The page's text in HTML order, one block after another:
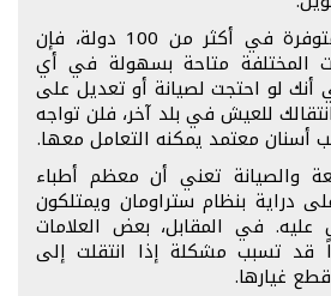
نظراً لأن ستراومان متوفرة في أكثر من 100 دولة، فإن
المختلفة متاحة بسهولة في أي
أنك لو احتجت لصيانة أو تعديل على
للعيش في بلد آخر، فلن تواجه
أسنان معتمد يمكنه التعامل معها.
والصيانة تعني أن معظم أطباء
دراية بنظام ستراومان ويمتلكون
عليه. في المقابل، بعض العلامات
قد تسبب مشكلة إذا انتقلت إلى
غيارها.